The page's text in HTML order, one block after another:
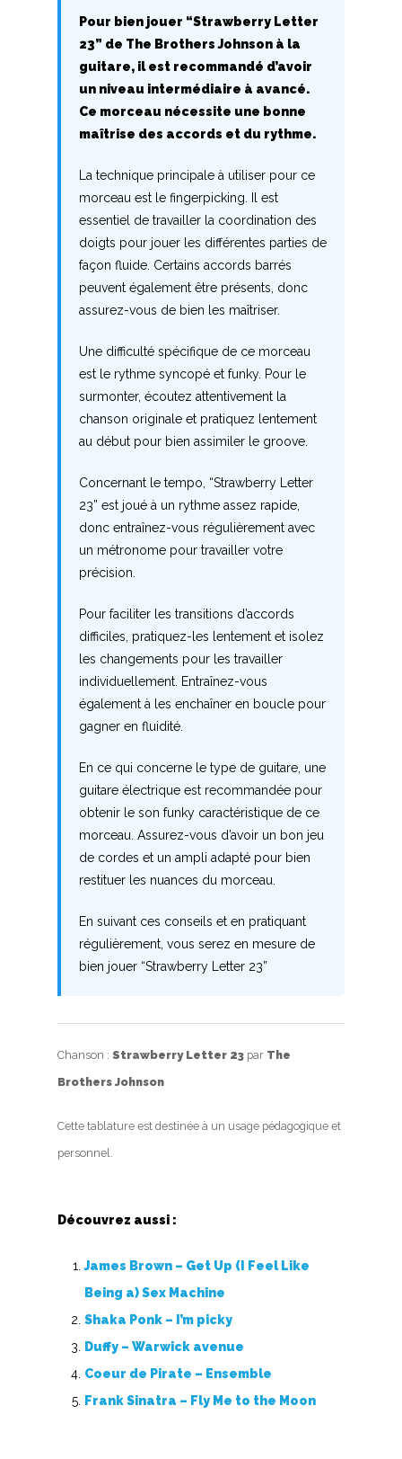
Pour bien jouer “Strawberry Letter
23” de The Brothers Johnson à la
guitare, il est recommandé d’avoir
un niveau intermédiaire à avancé.
Ce morceau nécessite une bonne
maîtrise des accords et du rythme.
La technique principale à utiliser pour ce
morceau est le fingerpicking. Il est
essentiel de travailler la coordination des
doigts pour jouer les différentes parties de
façon fluide. Certains accords barrés
peuvent également être présents, donc
assurez-vous de bien les maîtriser.
Une difficulté spécifique de ce morceau
est le rythme syncopé et funky. Pour le
surmonter, écoutez attentivement la
chanson originale et pratiquez lentement
au début pour bien assimiler le groove.
Concernant le tempo, “Strawberry Letter
23” est joué à un rythme assez rapide,
donc entraînez-vous régulièrement avec
un métronome pour travailler votre
précision.
Pour faciliter les transitions d’accords
difficiles, pratiquez-les lentement et isolez
les changements pour les travailler
individuellement. Entraînez-vous
également à les enchaîner en boucle pour
gagner en fluidité.
En ce qui concerne le type de guitare, une
guitare électrique est recommandée pour
obtenir le son funky caractéristique de ce
morceau. Assurez-vous d’avoir un bon jeu
de cordes et un ampli adapté pour bien
restituer les nuances du morceau.
En suivant ces conseils et en pratiquant
régulièrement, vous serez en mesure de
bien jouer “Strawberry Letter 23”
Chanson : Strawberry Letter 23 par The
Brothers Johnson
Cette tablature est destinée à un usage pédagogique et
personnel.
Découvrez aussi :
James Brown – Get Up (I Feel Like
Being a) Sex Machine
Shaka Ponk – I’m picky
Duffy – Warwick avenue
Coeur de Pirate – Ensemble
Frank Sinatra – Fly Me to the Moon
Q
R
S
T
U
V
W
Y
Z
Top 100
Accords de guitare